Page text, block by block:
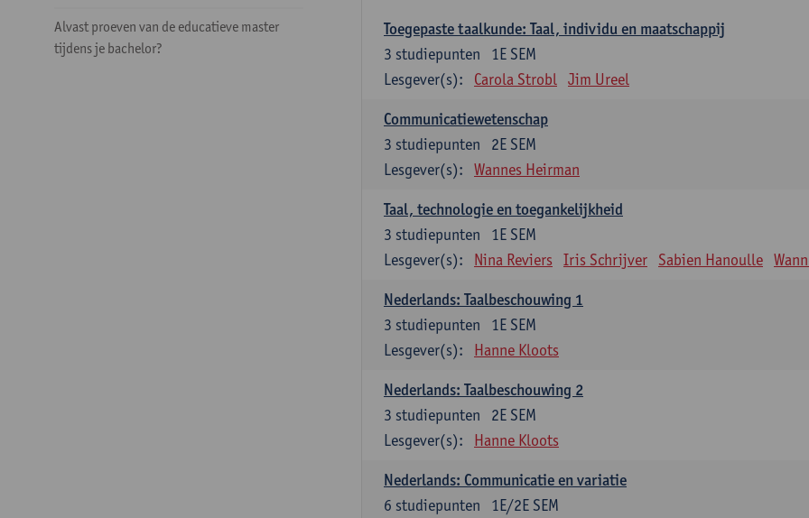
Alvast proeven van de educatieve master
tijdens je bachelor?
Toegepaste taalkunde: Taal, individu en maatschappij
1E SEM
3 studiepunten
Lesgever(s):
Carola Strobl Jim Ureel
Communicatiewetenschap
2E SEM
3 studiepunten
Lesgever(s):
Wannes Heirman
Taal, technologie en toegankelijkheid
1E SEM
3 studiepunten
Lesgever(s):
Nina Reviers Iris Schrijver Sabien Hanoulle
Nederlands: Taalbeschouwing 1
1E SEM
3 studiepunten
Lesgever(s):
Hanne Kloots
Nederlands: Taalbeschouwing 2
2E SEM
3 studiepunten
Lesgever(s):
Hanne Kloots
Nederlands: Communicatie en variatie
1E/2E SEM
6 studiepunten